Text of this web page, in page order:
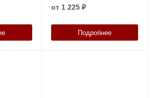
от 1 225 ₽
Подробнее